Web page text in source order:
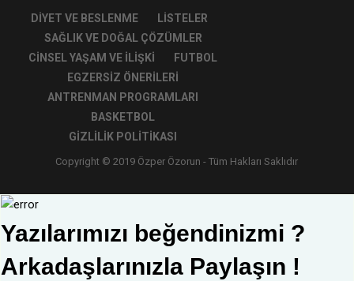
DIYET VE BESLENME
LISTELER
SAĞLIK VE DOĞAL ÇÖZÜMLER
CINSEL YAŞAM VE İLIŞKI
FUTBOL
EGZERSIZ ÖNERILERI
ANTRENMAN PROGRAMLARI
BASKETBOL
GIZLILIK POLITIKASI
Copyright © 2019 Özper Özorun - Tüm Hakları Saklıdır
Yazılarımızı beğendinizmi ?
Arkadaşlarınızla Paylaşın !